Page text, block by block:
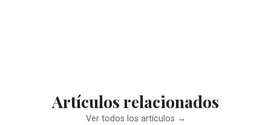
Artículos relacionados
Ver todos los artículos →